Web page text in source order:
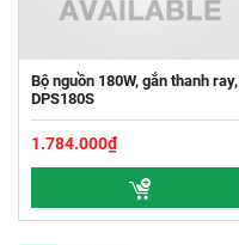
Bộ nguồn 180W, gắn thanh ray,
DPS180S
1.784.000₫